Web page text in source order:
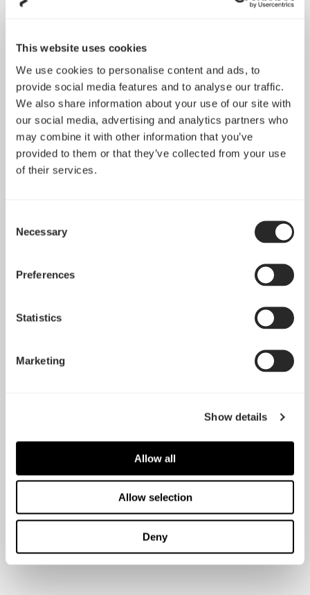
This website uses cookies
We use cookies to personalise content and ads, to
provide social media features and to analyse our traffic.
We also share information about your use of our site with
our social media, advertising and analytics partners who
may combine it with other information that you’ve
provided to them or that they’ve collected from your use
of their services.
Selection
Necessary
Preferences
Statistics
Marketing
Show details
Allow all
Allow selection
Deny